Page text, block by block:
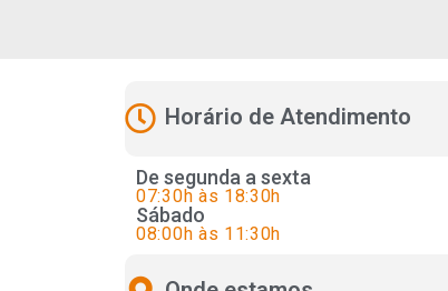
Horário de Atendimento
De segunda a sexta
07:30h às 18:30h
Sábado
08:00h às 11:30h